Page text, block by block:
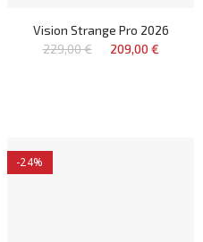
Vision Strange Pro 2026
229,00 €
209,00 €
-24%